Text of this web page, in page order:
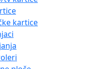
kartice